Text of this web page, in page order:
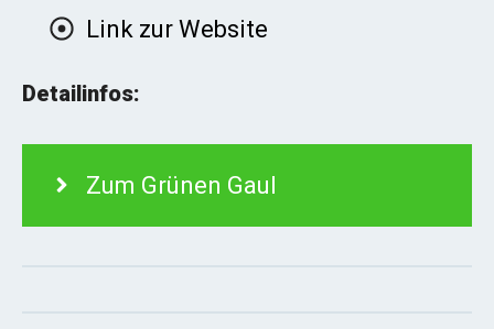
Link zur Website
Detailinfos:
Zum Grünen Gaul